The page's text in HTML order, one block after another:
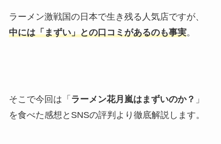
ラーメン激戦国の日本で生き残る人気店ですが、
中には「まずい」との口コミがあるのも事実。
そこで今回は「 ラーメン花月嵐はまずいのか？ 」
を食べた感想とSNSの評判より徹底解説します。